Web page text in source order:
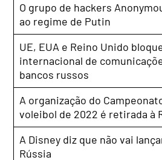
O grupo de hackers
ao regime de Putin
UE, EUA e Reino Unido
internacional de
bancos russos
A organização do
voleibol de 2022 é retirada à
A Disney diz que não vai
Rússia